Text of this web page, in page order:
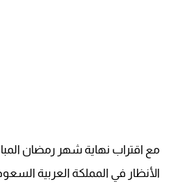
الأنظار في المملكة العربية